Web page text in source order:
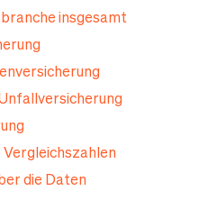
insgesamt
die Daten